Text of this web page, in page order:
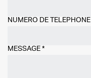
NUMÉRO DE TÉLÉPHONE
MESSAGE *